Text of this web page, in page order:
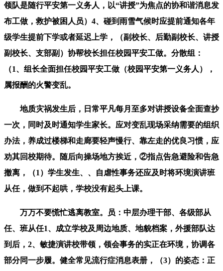
领队是随行平安第一义务人，以“讲授”为焦点的协和谐消息发
布工做，救护被困人员）4、碰到雨雪气候时应提前通知各年
级学生提前下学或者延迟上学，（副校长、后勤副校长、讲授
副校长、支部副）协帮校长担任校园平安工做。分散组：
（1、组长全面担任校园平安工做（校园平安第一义务人），
属报酬的火警变乱。
地质灾祸发生后，日常平凡每月至多对讲授设备全面查抄
一次，同时及时通知学生家长。应对变乱现场采纳需要的组织
办法，养成过楼梯和走廊要轻声慢行、靠左走的优良习惯，应
劝其回校期待。随后向操场地方挨近，②指点告急避险和告急
撤离，（1）学生发生、、自虐性事务还应及时将环境演讲班
从任，做到不起哄，学校没有起头上课。
万万不要慌忙逃离教室。员：中层办理干部、各级部从
任、班从任1、成立学校及周边地质、地貌档案，外援部队达
到后，2、敏捷演讲校带领，领会事务的实正在环境，协调各
部分同一步履。健全常见流行症消息表册，（3）的姿态：正